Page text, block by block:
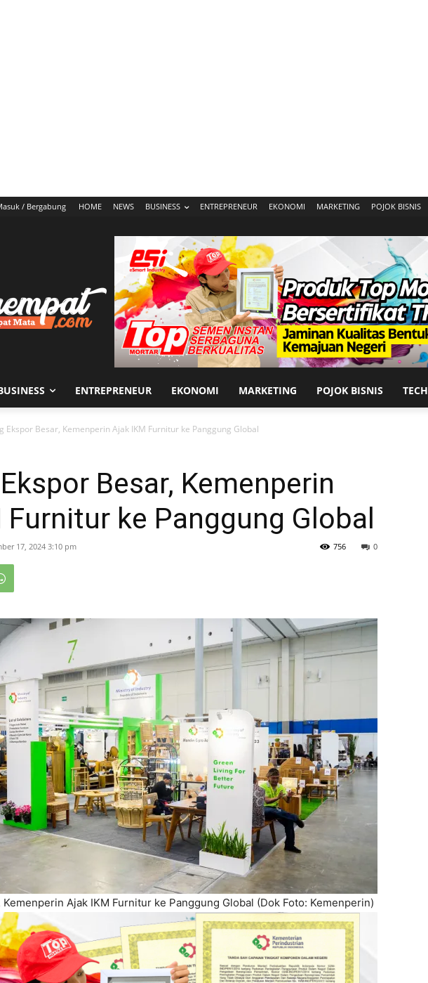
/ Bergabung HOME NEWS BUSINESS ENTREPRENEUR EKONOMI MARKETING POJOK BISNIS
ENTREPRENEUR EKONOMI MARKETING POJOK BISNIS TECH
Ekspor Besar, Kemenperin Ajak IKM Furnitur ke Panggung Global
Besar, Kemenperin
ke Panggung Global
17, 2024 3:10 pm 0
756
Ajak IKM Furnitur ke Panggung Global (Dok Foto: Kemenperin)